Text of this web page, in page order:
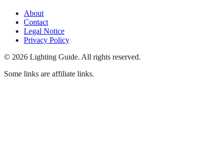
About
Contact
Legal Notice
Privacy Policy
© 2026 Lighting Guide. All rights reserved.
Some links are affiliate links.